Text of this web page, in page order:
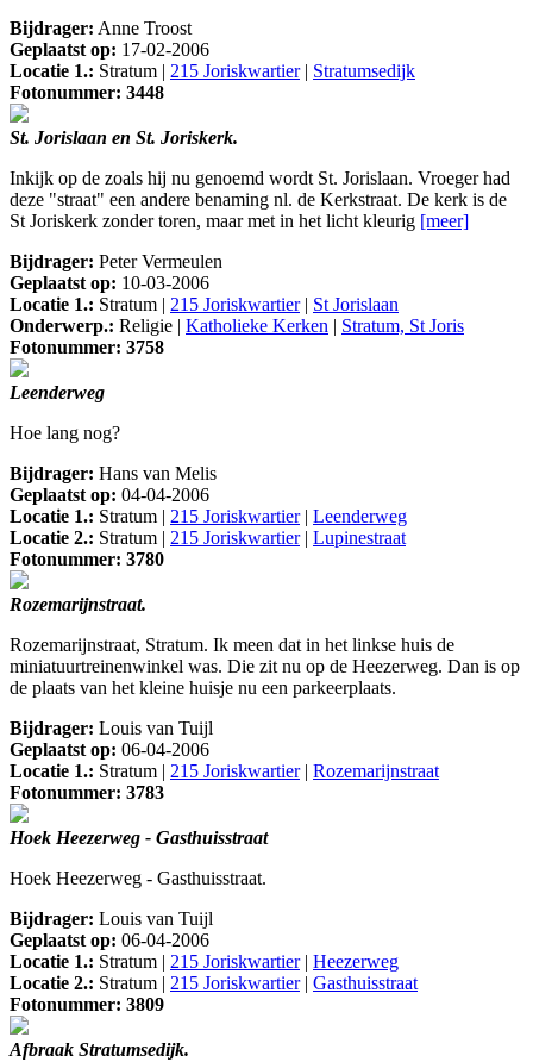
Bijdrager: Anne Troost
Geplaatst op: 17-02-2006
Locatie 1.: Stratum | 215 Joriskwartier| Stratumsedijk
Fotonummer: 3448
St. Jorislaan en St. Joriskerk.
Inkijk op de zoals hij nu genoemd wordt St. Jorislaan. Vroeger had
deze "straat" een andere benaming nl. de Kerkstraat. De kerk is de
St Joriskerk zonder toren, maar met in het licht kleurig [meer]
Bijdrager: Peter Vermeulen
Geplaatst op: 10-03-2006
Locatie 1.: Stratum | 215 Joriskwartier| St Jorislaan
Onderwerp.: Religie | Katholieke Kerken | Stratum, St Joris
Fotonummer: 3758
Leenderweg
Hoe lang nog?
Bijdrager: Hans van Melis
Geplaatst op: 04-04-2006
Locatie 1.: Stratum | 215 Joriskwartier| Leenderweg
Locatie 2.: Stratum | 215 Joriskwartier| Lupinestraat
Fotonummer: 3780
Rozemarijnstraat.
Rozemarijnstraat, Stratum. Ik meen dat in het linkse huis de
miniatuurtreinenwinkel was. Die zit nu op de Heezerweg. Dan is op
de plaats van het kleine huisje nu een parkeerplaats.
Bijdrager: Louis van Tuijl
Geplaatst op: 06-04-2006
Locatie 1.: Stratum | 215 Joriskwartier| Rozemarijnstraat
Fotonummer: 3783
Hoek Heezerweg - Gasthuisstraat
Hoek Heezerweg - Gasthuisstraat.
Bijdrager: Louis van Tuijl
Geplaatst op: 06-04-2006
Locatie 1.: Stratum | 215 Joriskwartier| Heezerweg
Locatie 2.: Stratum | 215 Joriskwartier| Gasthuisstraat
Fotonummer: 3809
Afbraak Stratumsedijk.